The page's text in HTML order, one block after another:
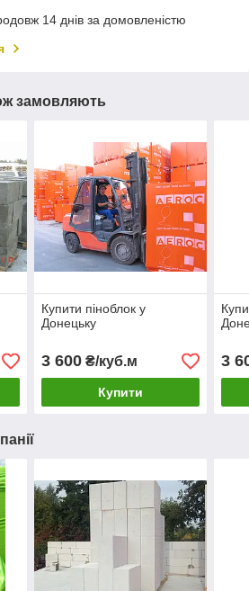
14 днів за домовленістю
замовляють
Купити піноблок у
Донецьку
3 600₴/куб.м
Купити
3